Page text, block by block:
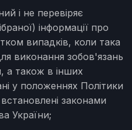
і не перевіряє
інформації про
випадків, коли така
виконання зобов'язань
а також в інших
у положеннях Політики
законами
України;